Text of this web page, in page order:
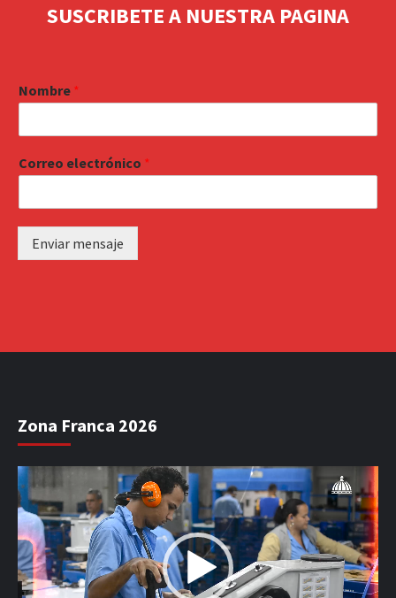
SUSCRIBETE A NUESTRA PAGINA
Nombre *
Correo electrónico *
Enviar mensaje
Zona Franca 2026
Reproductor
de
vídeo